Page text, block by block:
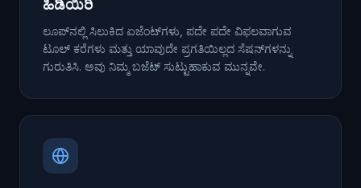
ಹಿಡಿಯಿರಿ
ಲೂಪ್‌ನಲ್ಲಿ ಸಿಲುಕಿದ ಏಜೆಂಟ್‌ಗಳು, ಪದೇ ಪದೇ ವಿಫಲವಾಗುವ
ಟೂಲ್ ಕರೆಗಳು ಮತ್ತು ಯಾವುದೇ ಪ್ರಗತಿಯಿಲ್ಲದ ಸೆಷನ್‌ಗಳನ್ನು
ಗುರುತಿಸಿ. ಅವು ನಿಮ್ಮ ಬಜೆಟ್ ಸುಟ್ಟುಹಾಕುವ ಮುನ್ನವೇ.